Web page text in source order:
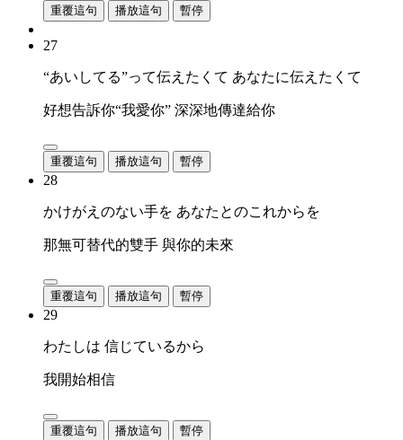
重覆這句 播放這句 暫停
27
“あいしてる”って伝えたくて あなたに伝えたくて
好想告訴你“我愛你” 深深地傳達給你
重覆這句 播放這句 暫停
28
かけがえのない手を あなたとのこれからを
那無可替代的雙手 與你的未來
重覆這句 播放這句 暫停
29
わたしは 信じているから
我開始相信
重覆這句 播放這句 暫停